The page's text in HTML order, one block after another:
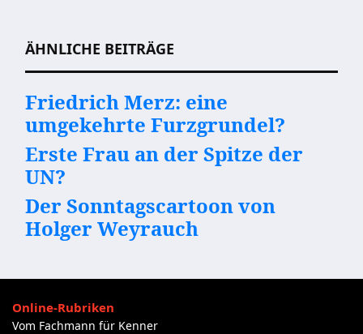
ÄHNLICHE BEITRÄGE
Friedrich Merz: eine
umgekehrte Furzgrundel?
Erste Frau an der Spitze der
UN?
Der Sonntagscartoon von
Holger Weyrauch
Online-Rubriken
Vom Fachmann für Kenner